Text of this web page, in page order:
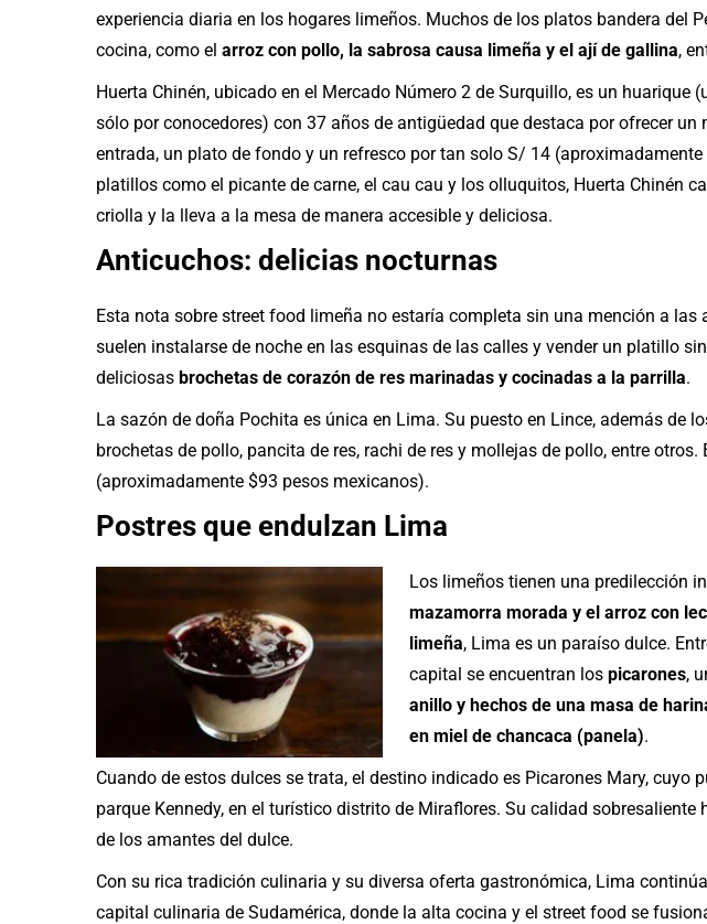
experiencia diaria en los hogares limeños. Muchos de los platos bandera del
cocina, como el arroz con pollo, la sabrosa causa limeña y el ají de gallina,
Huerta Chinén, ubicado en el Mercado Número 2 de Surquillo, es un huarique
sólo por conocedores) con 37 años de antigüedad que destaca por ofrecer un
entrada, un plato de fondo y un refresco por tan solo S/ 14
platillos como el picante de carne, el cau cau y los olluquitos, Huerta Chinén
criolla y la lleva a la mesa de manera accesible y deliciosa.
Anticuchos: delicias nocturnas
Esta nota sobre street food limeña no estaría completa sin una mención a las
suelen instalarse de noche en las esquinas de las calles y vender un platillo
deliciosas brochetas de corazón de res marinadas y cocinadas a la parrilla.
La sazón de doña Pochita es única en Lima. Su puesto en Lince, además de
brochetas de pollo, pancita de res, rachi de res y mollejas de pollo, entre
(aproximadamente $93 pesos mexicanos).
Postres que endulzan Lima
Los limeños tienen una predilección
mazamorra morada y el arroz con
limeña, Lima es un paraíso dulce.
capital se encuentran los picarones,
anillo y hechos de una masa de
en miel de chancaca (panela).
Cuando de estos dulces se trata, el destino indicado es Picarones Mary, cuyo
parque Kennedy, en el turístico distrito de Miraflores. Su calidad
de los amantes del dulce.
Con su rica tradición culinaria y su diversa oferta gastronómica, Lima
capital culinaria de Sudamérica, donde la alta cocina y el street food se